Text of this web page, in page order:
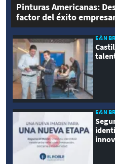
Pinturas Americanas:
factor del éxito
E&N
E&N